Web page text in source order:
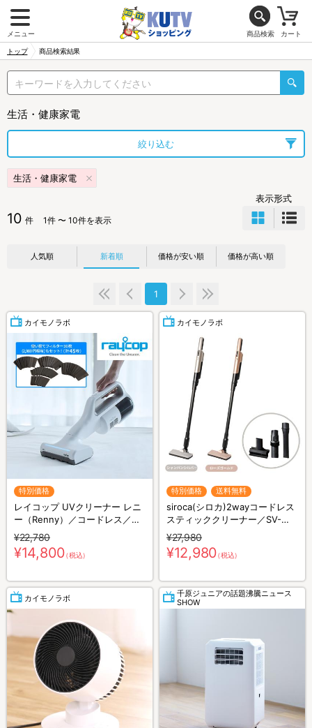
メニュー 商品検索 カート
トップ 商品検索結果
生活・健康家電
絞り込む
生活・健康家電
10 件 1件 〜 10件を表示
表示形式
人気順 新着順 価格が安い順 価格が高い順
1
カイモノラボ
特別価格
レイコップ UVクリーナー レニ
ー（Renny）／コードレス／軽
量／布団クリーナー
¥22,780
¥14,800（税込）
カイモノラボ
特別価格 送料無料
siroca(シロカ)2wayコードレス
スティッククリーナー／SV-
S281
¥27,980
¥12,980（税込）
カイモノラボ
千原ジュニアの話題沸騰ニュース
SHOW